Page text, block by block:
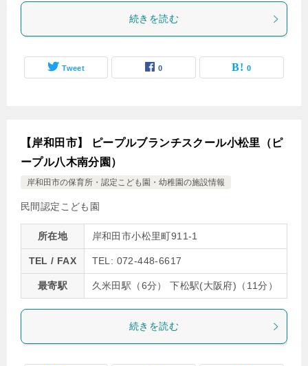
続きを読む
Tweet 0 0
【岸和田市】 ピープルブランチスクール小松里（ピ
ープル八木南分園）
岸和田市の保育所・認定こども園・幼稚園の施設情報
民間認定こども園
所在地 岸和田市小松里町911-1
TEL / FAX TEL: 072-448-6617
最寄駅 久米田駅（6分） 下松駅(大阪府)（11分）
続きを読む